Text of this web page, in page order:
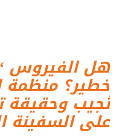
هل الفيروس
خطير؟ منظمة
تُجيب
على السفينة